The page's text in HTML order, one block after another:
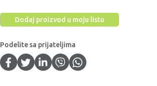
Dodaj proizvod u moju listu
Podelite sa prijateljima